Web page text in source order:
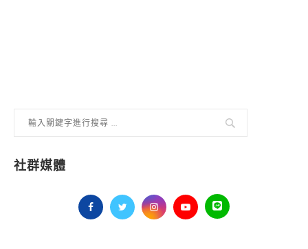
社群媒體